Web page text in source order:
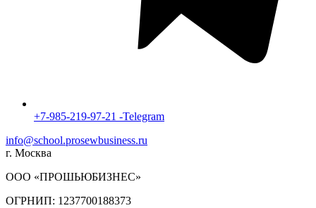
+7-985-219-97-21 -Telegram
info@school.prosewbusiness.ru
г. Москва
ООО «ПРОШЬЮБИЗНЕС»
ОГРНИП: 1237700188373